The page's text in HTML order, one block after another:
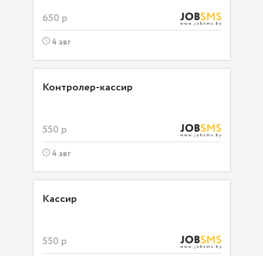
650 р
4 авг
Контролер-кассир
550 р
4 авг
Кассир
550 р